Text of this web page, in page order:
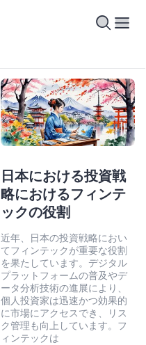
日本における投資戦
略におけるフィンテ
ックの役割
近年、日本の投資戦略におい
てフィンテックが重要な役割
を果たしています。デジタル
プラットフォームの普及やデ
ータ分析技術の進展により、
個人投資家は迅速かつ効果的
に市場にアクセスでき、リス
ク管理も向上しています。フ
ィンテックは